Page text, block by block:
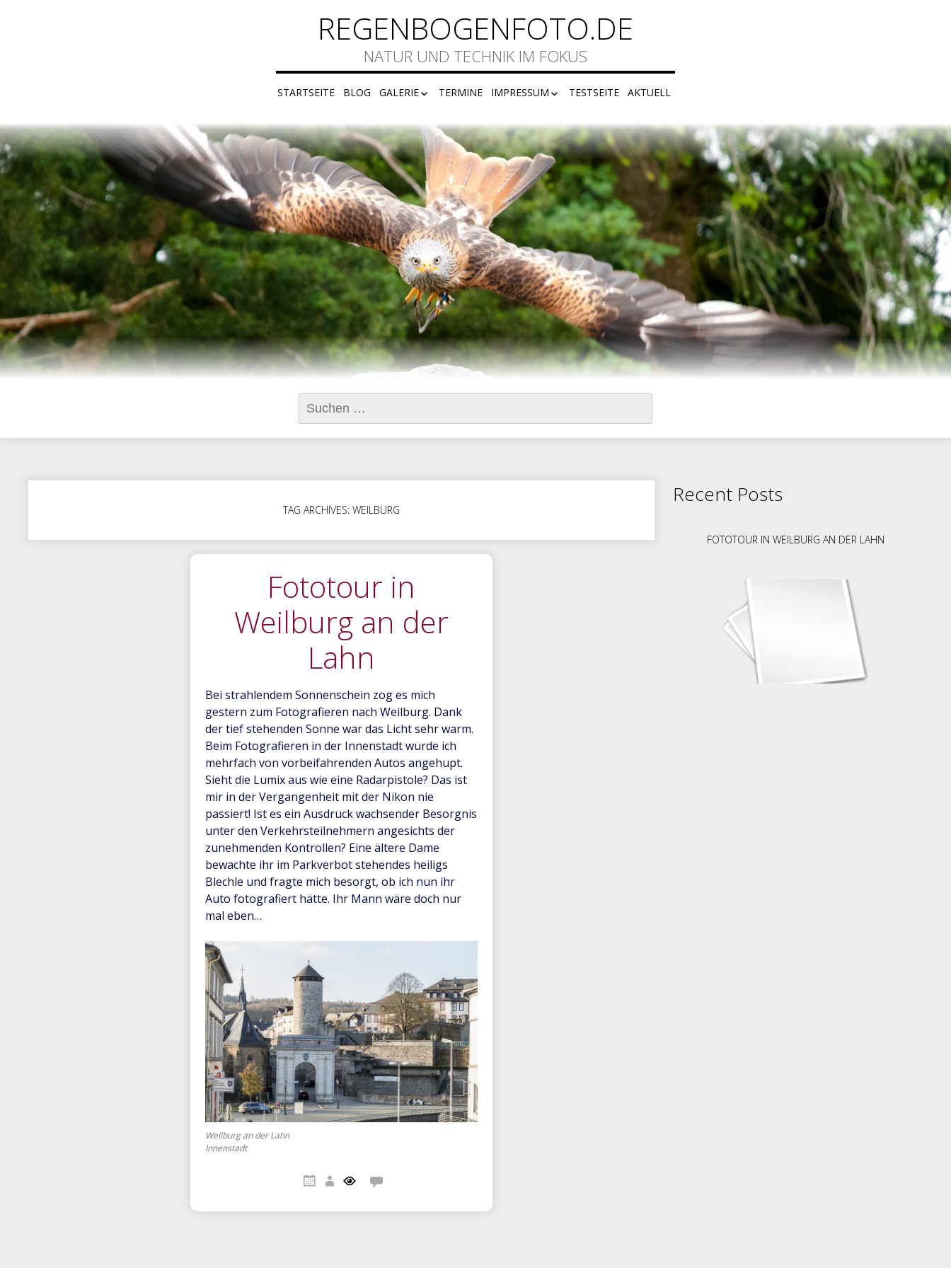
REGENBOGENFOTO.DE
NATUR UND TECHNIK IM FOKUS
STARTSEITE BLOG GALERIE
F74
TERMINE IMPRESSUM
DISCLAIMER
DATENSCHUTZ
TESTSEITE AKTUELL
Suchen
nach:
TAG ARCHIVES: WEILBURG
Fototour in
Weilburg an der
Lahn
Bei strahlendem Sonnenschein zog es mich
gestern zum Fotografieren nach Weilburg. Dank
der tief stehenden Sonne war das Licht sehr warm.
Beim Fotografieren in der Innenstadt wurde ich
mehrfach von vorbeifahrenden Autos angehupt.
Sieht die Lumix aus wie eine Radarpistole? Das ist
mir in der Vergangenheit mit der Nikon nie
passiert! Ist es ein Ausdruck wachsender Besorgnis
unter den Verkehrsteilnehmern angesichts der
zunehmenden Kontrollen? Eine ältere Dame
bewachte ihr im Parkverbot stehendes heiligs
Blechle und fragte mich besorgt, ob ich nun ihr
Auto fotografiert hätte. Ihr Mann wäre doch nur
mal eben…
Weilburg an der Lahn
Innenstadt
Recent Posts
FOTOTOUR IN WEILBURG AN DER LAHN